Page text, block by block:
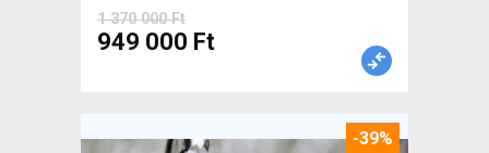
1 370 000 Ft
949 000 Ft
-39%